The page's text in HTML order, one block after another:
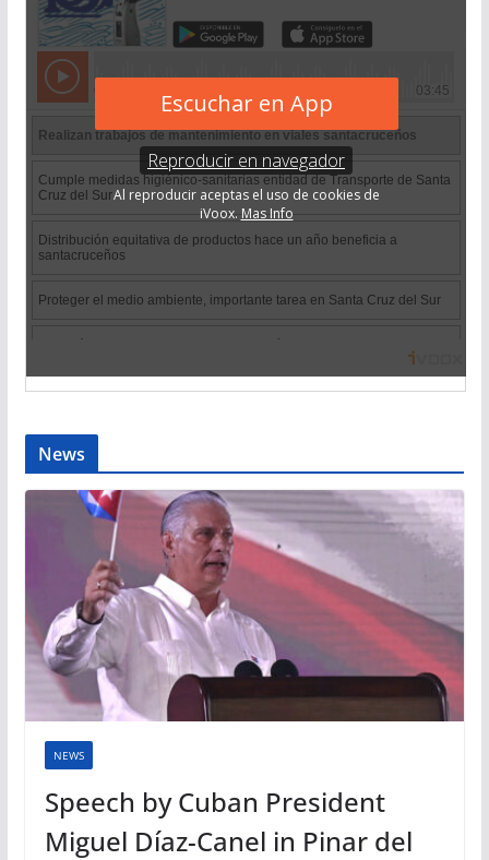
News
NEWS
Speech by Cuban President
Miguel Díaz-Canel in Pinar del